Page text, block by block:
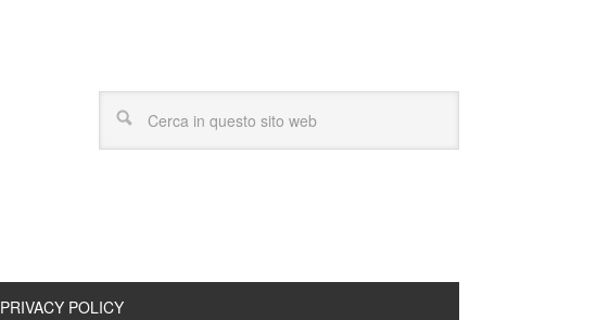
PRIVACY POLICY